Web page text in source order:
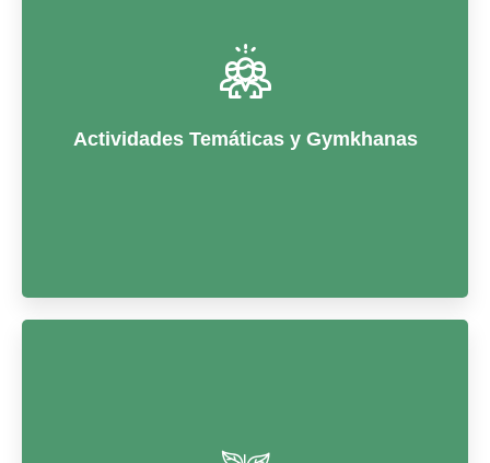
Planificamos y desarrollamos eventos con criterios
ecológicos, reduciendo el impacto ambiental y
Actividades Temáticas y Gymkhanas